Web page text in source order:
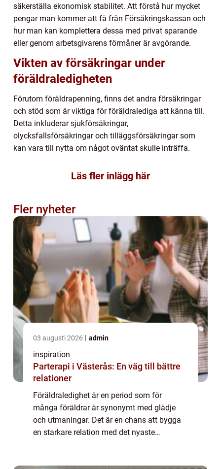
säkerställa ekonomisk stabilitet. Att förstå hur mycket
pengar man kommer att få från Försäkringskassan och
hur man kan komplettera dessa med privat sparande
eller genom arbetsgivarens förmåner är avgörande.
Vikten av försäkringar under
föräldraledigheten
Förutom föräldrapenning, finns det andra försäkringar
och stöd som är viktiga för föräldralediga att känna till.
Detta inkluderar sjukförsäkringar,
olycksfallsförsäkringar och tilläggsförsäkringar som
kan vara till nytta om något oväntat skulle inträffa.
Läs fler inlägg här
Fler nyheter
03 augusti 2026 admin
inspiration
Parterapi i Västerås: En väg till bättre
relationer
Föräldraledighet är en period som för
många föräldrar är synonymt med glädje
och utmaningar. Det är en chans att bygga
en starkare relation med det nyaste